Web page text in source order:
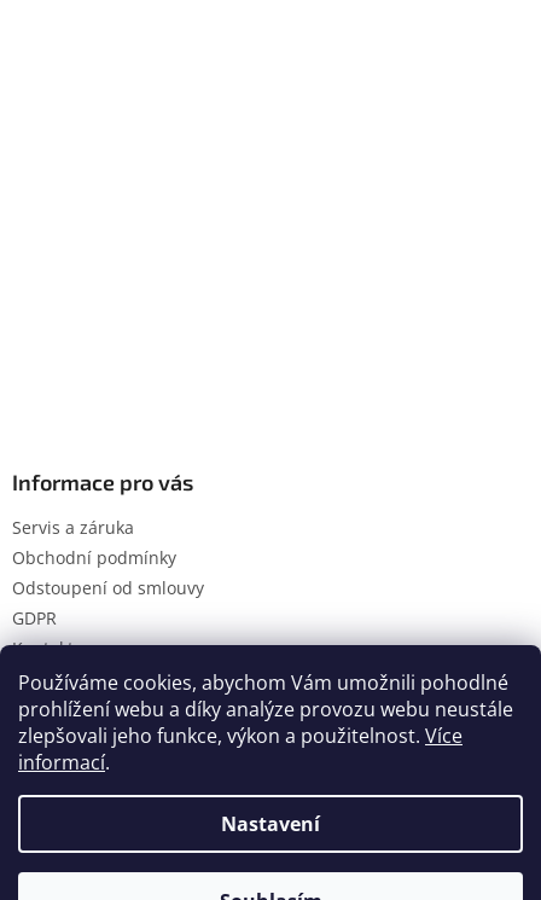
Používáme cookies, abychom Vám umožnili pohodlné
prohlížení webu a díky analýze provozu webu neustále
zlepšovali jeho funkce, výkon a použitelnost. Více
informací.
Nastavení
Informace pro vás
Servis a záruka
Obchodní podmínky
Odstoupení od smlouvy
GDPR
Kontakty
Vytvořil Shoptet
Hanol s.r.o.. Všechna práva vyhrazena.
Upravit nastavení cookies